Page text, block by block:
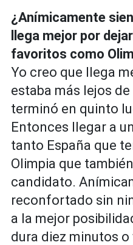
¿Anímicamente
llega mejor por
favoritos como
Yo creo que llega
estaba más lejos
terminó en quinto
Entonces llegar a
tanto España que
Olimpia que
candidato.
reconfortado sin
a la mejor
dura diez minutos